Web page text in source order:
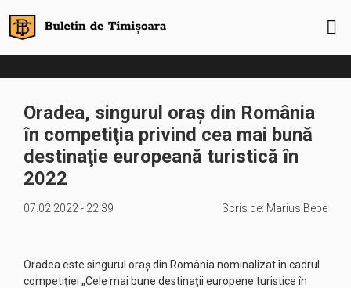
Oradea, singurul oraş din România
în competiţia privind cea mai bună
destinaţie europeană turistică în
2022
07.02.2022 - 22:39 Scris de: Marius Bebe
Oradea este singurul oraş din România nominalizat în cadrul
competiţiei „Cele mai bune destinaţii europene turistice în